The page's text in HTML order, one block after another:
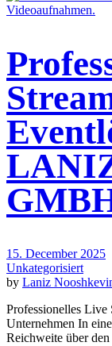
15. December 2025
Unkategorisiert
by Laniz
Professionelles
Unternehmen In
Reichweite über